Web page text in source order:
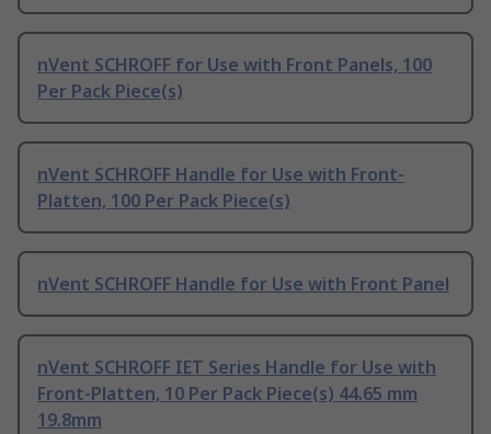
nVent SCHROFF for Use with Front Panels, 100
Per Pack Piece(s)
nVent SCHROFF Handle for Use with Front-
Platten, 100 Per Pack Piece(s)
nVent SCHROFF Handle for Use with Front Panel
nVent SCHROFF IET Series Handle for Use with
Front-Platten, 10 Per Pack Piece(s) 44.65 mm
19.8mm